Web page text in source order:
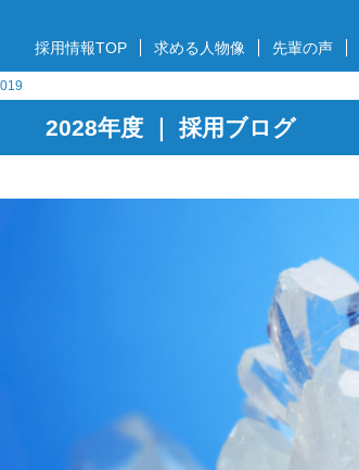
採用情報TOP 求める人物像 先輩の声
2028年度 ｜ 採用ブログ